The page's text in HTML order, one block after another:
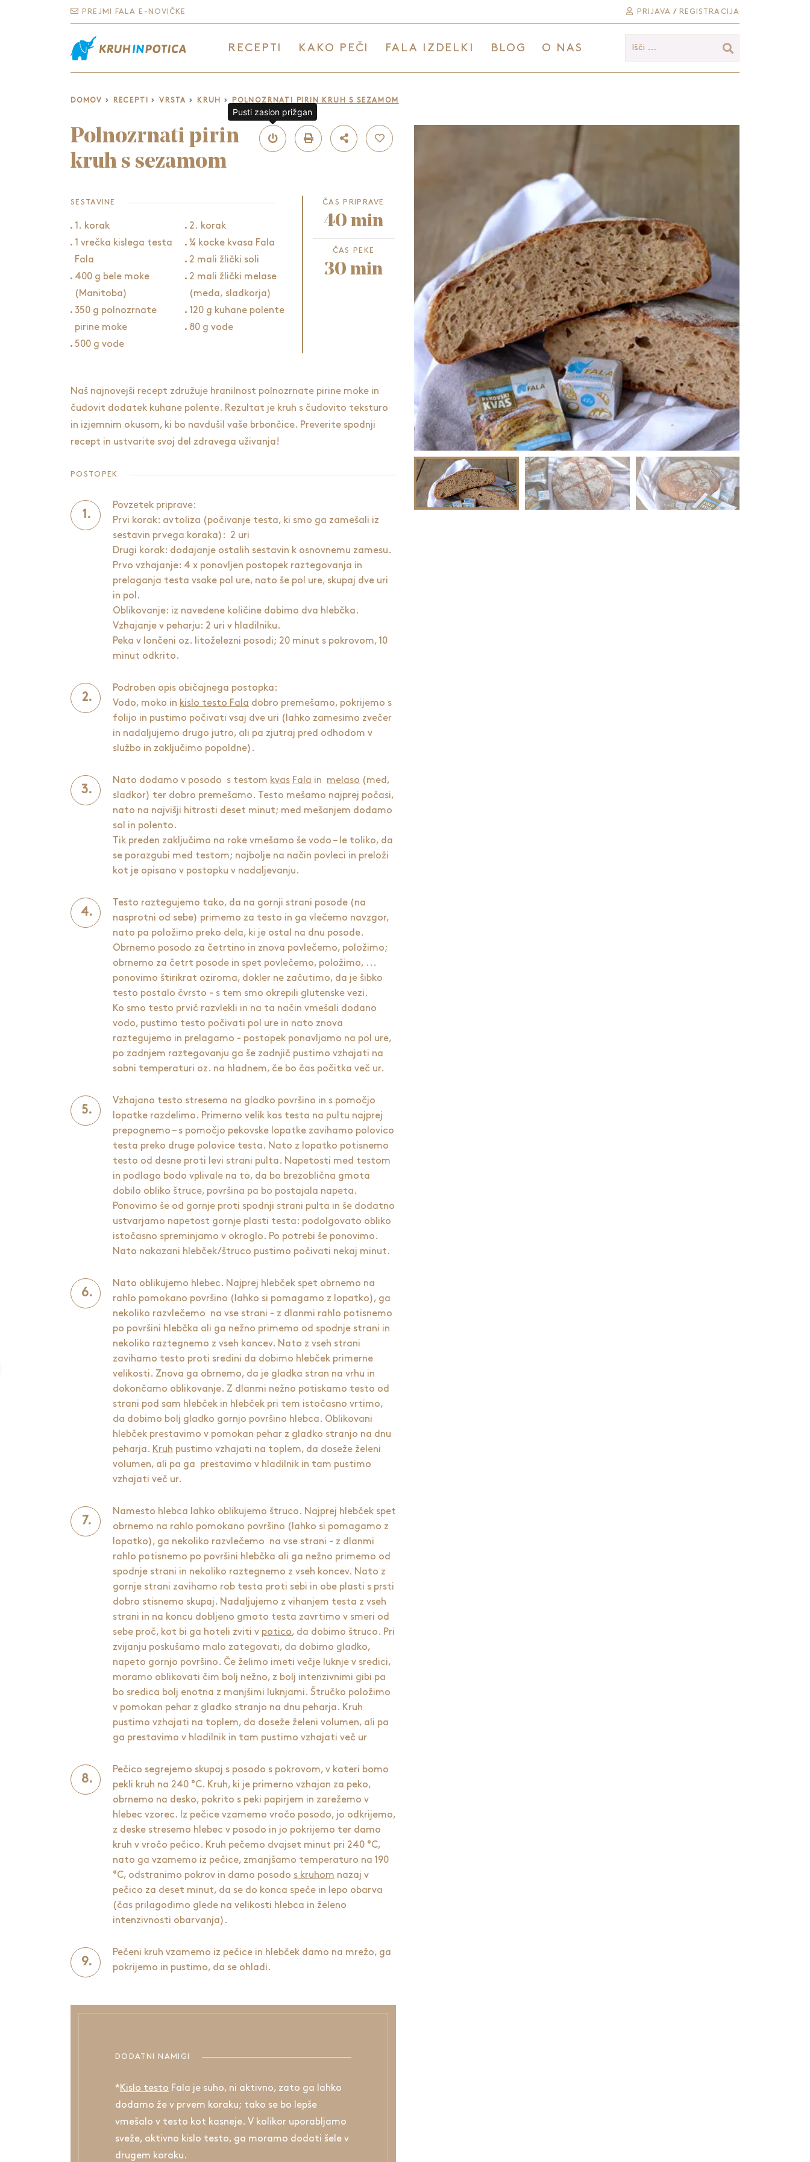
PREJMI FALA E-NOVIČKE PRIJAVA / REGISTRACIJA
Išči ...
RECEPTI KAKO PEČI FALA IZDELKI BLOG O NAS
DOMOV RECEPTI VRSTA KRUH POLNOZRNATI PIRIN KRUH S SEZAMOM
Polnozrnati pirin
kruh s sezamom
SESTAVINE
1. korak
1 vrečka kislega testa
Fala
400 g bele moke
(Manitoba)
350 g polnozrnate
pirine moke
500 g vode
2. korak
¼ kocke kvasa Fala
2 mali žlički soli
2 mali žlički melase
(meda, sladkorja)
120 g kuhane polente
80 g vode
ČAS PRIPRAVE
40 min
ČAS PEKE
30 min
Naš najnovejši recept združuje hranilnost polnozrnate pirine moke in
čudovit dodatek kuhane polente. Rezultat je kruh s čudovito teksturo
in izjemnim okusom, ki bo navdušil vaše brbončice. Preverite spodnji
recept in ustvarite svoj del zdravega uživanja!
POSTOPEK
Povzetek priprave:
Prvi korak: avtoliza (počivanje testa, ki smo ga zamešali iz
sestavin prvega koraka): 2 uri
Drugi korak: dodajanje ostalih sestavin k osnovnemu zamesu.
Prvo vzhajanje: 4 x ponovljen postopek raztegovanja in
prelaganja testa vsake pol ure, nato še pol ure, skupaj dve uri
in pol.
Oblikovanje: iz navedene količine dobimo dva hlebčka.
Vzhajanje v peharju: 2 uri v hladilniku.
Peka v lončeni oz. litoželezni posodi; 20 minut s pokrovom, 10
minut odkrito.
Podroben opis običajnega postopka:
Vodo, moko in kislo testo Fala dobro premešamo, pokrijemo s
folijo in pustimo počivati vsaj dve uri (lahko zamesimo zvečer
in nadaljujemo drugo jutro, ali pa zjutraj pred odhodom v
službo in zaključimo popoldne).
Nato dodamo v posodo s testom kvas Fala in melaso (med,
sladkor) ter dobro premešamo. Testo mešamo najprej počasi,
nato na najvišji hitrosti deset minut; med mešanjem dodamo
sol in polento.
Tik preden zaključimo na roke vmešamo še vodo – le toliko, da
se porazgubi med testom; najbolje na način povleci in preloži
kot je opisano v postopku v nadaljevanju.
Testo raztegujemo tako, da na gornji strani posode (na
nasprotni od sebe) primemo za testo in ga vlečemo navzgor,
nato pa položimo preko dela, ki je ostal na dnu posode.
Obrnemo posodo za četrtino in znova povlečemo, položimo;
obrnemo za četrt posode in spet povlečemo, položimo, ...
ponovimo štirikrat oziroma, dokler ne začutimo, da je šibko
testo postalo čvrsto - s tem smo okrepili glutenske vezi.
Ko smo testo prvič razvlekli in na ta način vmešali dodano
vodo, pustimo testo počivati pol ure in nato znova
raztegujemo in prelagamo - postopek ponavljamo na pol ure,
po zadnjem raztegovanju ga še zadnjič pustimo vzhajati na
sobni temperaturi oz. na hladnem, če bo čas počitka več ur.
Vzhajano testo stresemo na gladko površino in s pomočjo
lopatke razdelimo. Primerno velik kos testa na pultu najprej
prepognemo – s pomočjo pekovske lopatke zavihamo polovico
testa preko druge polovice testa. Nato z lopatko potisnemo
testo od desne proti levi strani pulta. Napetosti med testom
in podlago bodo vplivale na to, da bo brezoblična gmota
dobilo obliko štruce, površina pa bo postajala napeta.
Ponovimo še od gornje proti spodnji strani pulta in še dodatno
ustvarjamo napetost gornje plasti testa: podolgovato obliko
istočasno spreminjamo v okroglo. Po potrebi še ponovimo.
Nato nakazani hlebček/štruco pustimo počivati nekaj minut.
Nato oblikujemo hlebec. Najprej hlebček spet obrnemo na
rahlo pomokano površino (lahko si pomagamo z lopatko), ga
nekoliko razvlečemo na vse strani - z dlanmi rahlo potisnemo
po površini hlebčka ali ga nežno primemo od spodnje strani in
nekoliko raztegnemo z vseh koncev. Nato z vseh strani
zavihamo testo proti sredini da dobimo hlebček primerne
velikosti. Znova ga obrnemo, da je gladka stran na vrhu in
dokončamo oblikovanje. Z dlanmi nežno potiskamo testo od
strani pod sam hlebček in hlebček pri tem istočasno vrtimo,
da dobimo bolj gladko gornjo površino hlebca. Oblikovani
hlebček prestavimo v pomokan pehar z gladko stranjo na dnu
peharja. Kruh pustimo vzhajati na toplem, da doseže želeni
volumen, ali pa ga prestavimo v hladilnik in tam pustimo
vzhajati več ur.
Namesto hlebca lahko oblikujemo štruco. Najprej hlebček spet
obrnemo na rahlo pomokano površino (lahko si pomagamo z
lopatko), ga nekoliko razvlečemo na vse strani - z dlanmi
rahlo potisnemo po površini hlebčka ali ga nežno primemo od
spodnje strani in nekoliko raztegnemo z vseh koncev. Nato z
gornje strani zavihamo rob testa proti sebi in obe plasti s prsti
dobro stisnemo skupaj. Nadaljujemo z vihanjem testa z vseh
strani in na koncu dobljeno gmoto testa zavrtimo v smeri od
sebe proč, kot bi ga hoteli zviti v potico, da dobimo štruco. Pri
zvijanju poskušamo malo zategovati, da dobimo gladko,
napeto gornjo površino. Če želimo imeti večje luknje v sredici,
moramo oblikovati čim bolj nežno, z bolj intenzivnimi gibi pa
bo sredica bolj enotna z manjšimi luknjami. Štručko položimo
v pomokan pehar z gladko stranjo na dnu peharja. Kruh
pustimo vzhajati na toplem, da doseže želeni volumen, ali pa
ga prestavimo v hladilnik in tam pustimo vzhajati več ur
Pečico segrejemo skupaj s posodo s pokrovom, v kateri bomo
pekli kruh na 240 °C. Kruh, ki je primerno vzhajan za peko,
obrnemo na desko, pokrito s peki papirjem in zarežemo v
hlebec vzorec. Iz pečice vzamemo vročo posodo, jo odkrijemo,
z deske stresemo hlebec v posodo in jo pokrijemo ter damo
kruh v vročo pečico. Kruh pečemo dvajset minut pri 240 °C,
nato ga vzamemo iz pečice, zmanjšamo temperaturo na 190
°C, odstranimo pokrov in damo posodo s kruhom nazaj v
pečico za deset minut, da se do konca speče in lepo obarva
(čas prilagodimo glede na velikosti hlebca in želeno
intenzivnosti obarvanja).
Pečeni kruh vzamemo iz pečice in hlebček damo na mrežo, ga
pokrijemo in pustimo, da se ohladi.
DODATNI NAMIGI
* Kislo testo Fala je suho, ni aktivno, zato ga lahko
dodamo že v prvem koraku; tako se bo lepše
vmešalo v testo kot kasneje. V kolikor uporabljamo
sveže, aktivno kislo testo, ga moramo dodati šele v
drugem koraku.
Pusti zaslon prižgan